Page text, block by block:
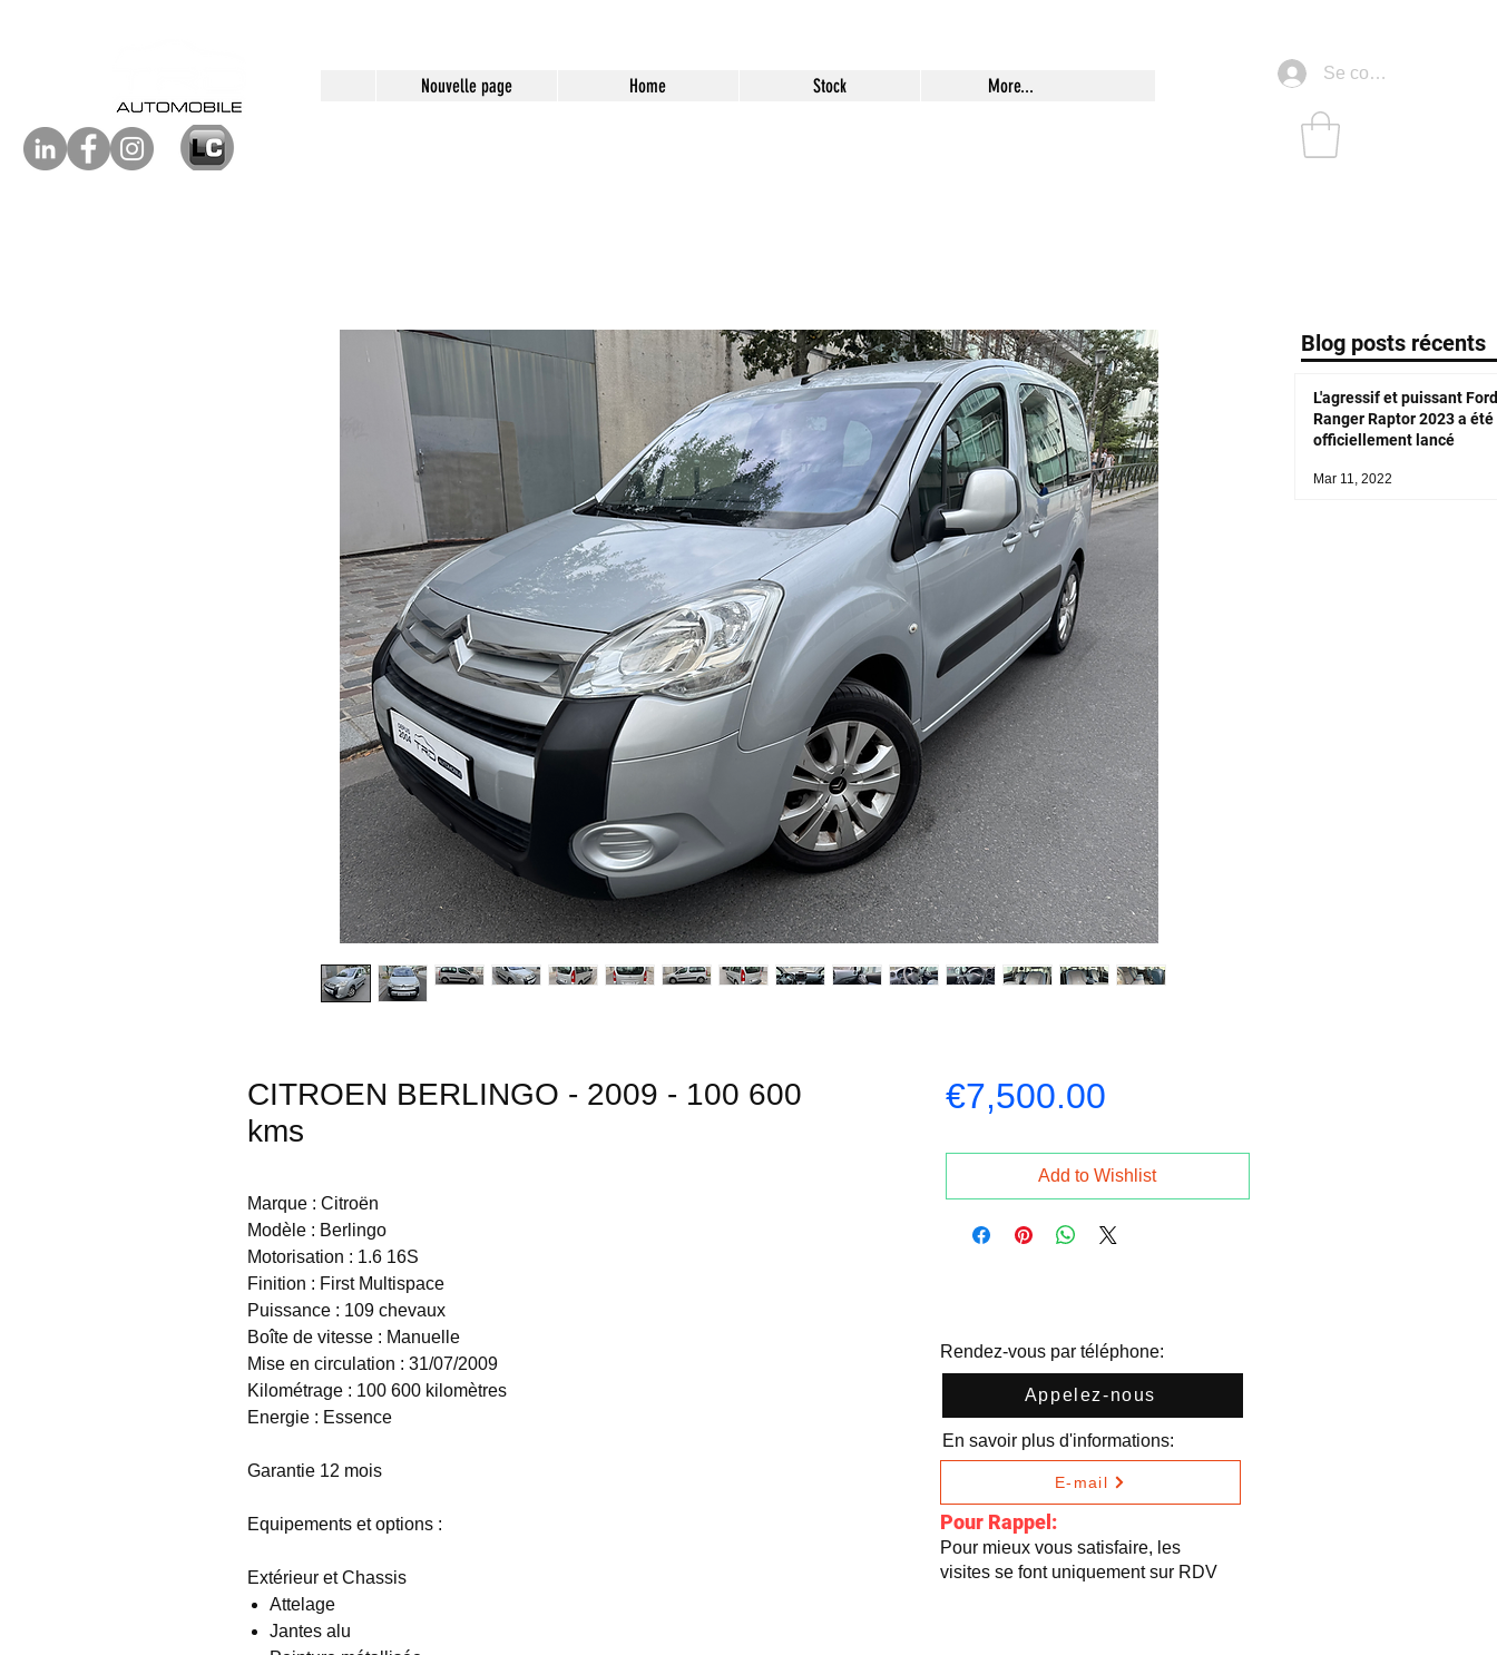
Nouvelle page Home Stock More...
Se connecter
CITROEN BERLINGO - 2009 - 100 600
kms
Marque : Citroën
Modèle : Berlingo
Motorisation : 1.6 16S
Finition : First Multispace
Puissance : 109 chevaux
Boîte de vitesse : Manuelle
Mise en circulation : 31/07/2009
Kilométrage : 100 600 kilomètres
Energie : Essence
Garantie 12 mois
Equipements et options :
Extérieur et Chassis
Attelage
Jantes alu
€7,500.00Price
Add to Wishlist
Rendez-vous par téléphone:
Appelez-nous
En savoir plus d'informations:
E-mail
Pour Rappel:
Pour mieux vous satisfaire, les
visites se font uniquement sur RDV
Blog posts récents
L'agressif et puissant Ford
Ranger Raptor 2023 a été
officiellement lancé
Mar 11, 2022